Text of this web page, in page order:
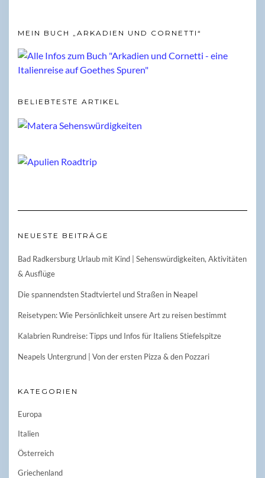
MEIN BUCH „ARKADIEN UND CORNETTI“
BELIEBTESTE ARTIKEL
NEUESTE BEITRÄGE
Bad Radkersburg Urlaub mit Kind | Sehenswürdigkeiten, Aktivitäten
& Ausflüge
Die spannendsten Stadtviertel und Straßen in Neapel
Reisetypen: Wie Persönlichkeit unsere Art zu reisen bestimmt
Kalabrien Rundreise: Tipps und Infos für Italiens Stiefelspitze
Neapels Untergrund | Von der ersten Pizza & den Pozzari
KATEGORIEN
Europa
Italien
Österreich
Griechenland